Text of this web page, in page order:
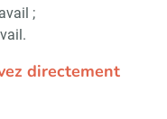
;
directement